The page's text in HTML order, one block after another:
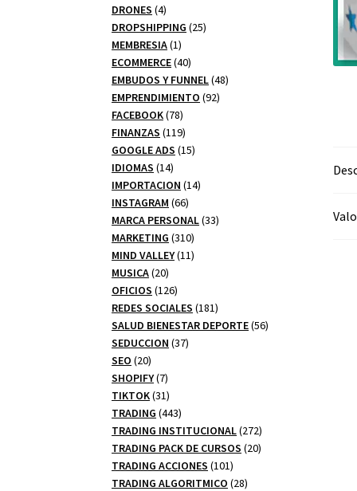
productos
DRONES 44
productos
DROPSHIPPING 2525
MEMBRESIA 11
producto
ECOMMERCE 4040
productos
EMBUDOS Y FUNNEL 4848
EMPRENDIMIENTO 9292
FACEBOOK 7878
productos
FINANZAS 119119
productos
GOOGLE ADS 1515
IDIOMAS 1414
productos
IMPORTACION 1414
INSTAGRAM 6666
productos
MARCA PERSONAL 3333
MARKETING 310310
productos
MIND VALLEY 1111
MUSICA 2020
productos
OFICIOS 126126
productos
REDES SOCIALES 181181
productos
SALUD BIENESTAR DEPORTE 5656
SEDUCCION 3737
SEO 2020
productos
SHOPIFY 77
productos
TIKTOK 3131
productos
TRADING 443443
productos
TRADING INSTITUCIONAL 272272
productos
TRADING PACK DE CURSOS 2020
TRADING ACCIONES 101101
productos
TRADING ALGORITMICO 2828